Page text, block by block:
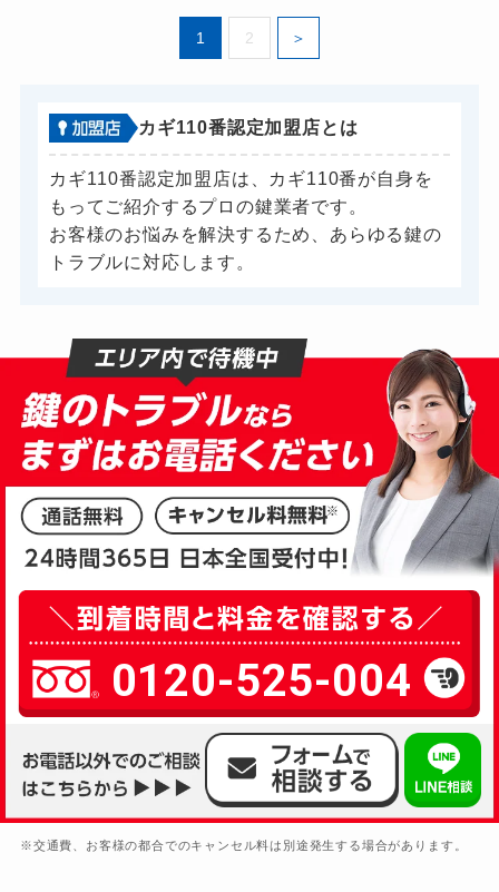
ロッカーカギ開け
ドアノブカギ交換 11,000円～※部材費...
1 2
カギ110番認定加盟店とは
カギ110番認定加盟店は、カギ110番が自身を
もってご紹介するプロの鍵業者です。
お客様のお悩みを解決するため、あらゆる鍵の
トラブルに対応します。
0120-525-004
※交通費、お客様の都合でのキャンセル料は別途発生する場合があります。